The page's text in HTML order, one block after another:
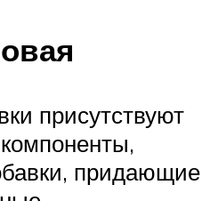
присутствуют
придающие